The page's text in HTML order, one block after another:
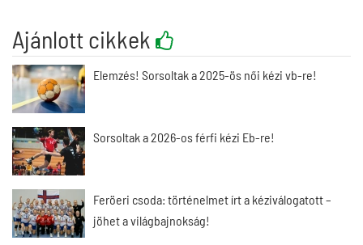
Ajánlott cikkek
Elemzés! Sorsoltak a 2025-ös női kézi vb-re!
Sorsoltak a 2026-os férfi kézi Eb-re!
Feröeri csoda: történelmet írt a kéziválogatott –
jöhet a világbajnokság!